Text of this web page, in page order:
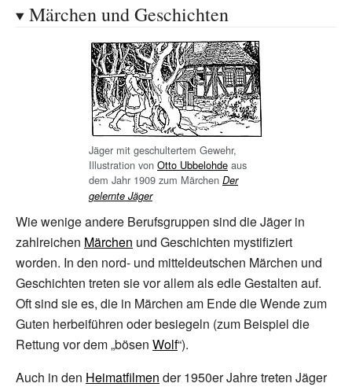
Märchen und Geschichten
Jäger mit geschultertem Gewehr,
Illustration von Otto Ubbelohde aus
dem Jahr 1909 zum Märchen Der
gelernte Jäger
Wie wenige andere Berufsgruppen sind die Jäger in
zahlreichen Märchen und Geschichten mystifiziert
worden. In den nord- und mitteldeutschen Märchen und
Geschichten treten sie vor allem als edle Gestalten auf.
Oft sind sie es, die in Märchen am Ende die Wende zum
Guten herbeiführen oder besiegeln (zum Beispiel die
Rettung vor dem „bösen Wolf“).
Auch in den Heimatfilmen der 1950er Jahre treten Jäger